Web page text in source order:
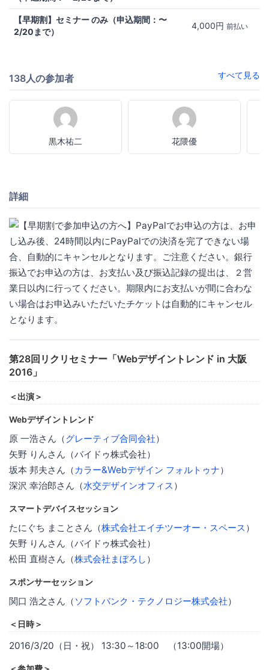
【早期割】セミナー のみ（申込期間：〜
2/20まで）
4,000円 前払い
138人の参加者 すべて見る
黒木祐二 花隈優
詳細
第28回リクリセミナー「Webデザイントレンド in 大阪
2016」
＜出演＞
Webデザイントレンド
原 一浩さん（グレーティブ合同会社）
矢野 りんさん（バイドゥ株式会社）
坂本 邦夫さん（ カラー&Webデザイン フォルトゥナ）
深沢 幸治郎さん（水交デザインオフィス ）
スマートデバイスセッション
たにぐち まことさん（株式会社エイチツーオー・スペース ）
矢野 りんさん（バイドゥ株式会社）
松田 直樹さん（株式会社まぼろし ）
スポンサーセッション
関口 浩之さん（ ソフトバンク・テクノロジー株式会社）
＜日時＞
2016/3/20（日・祝） 13:30～18:00 （13:00開場）